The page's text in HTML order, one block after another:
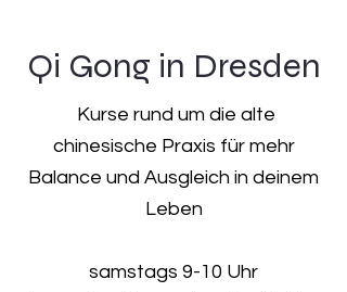
Qi Gong in Dresden
Kurse rund um die alte
chinesische Praxis für mehr
Balance und Ausgleich in deinem
Leben
samstags 9-10 Uhr